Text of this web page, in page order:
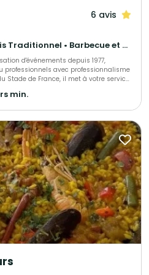
- Repas de groupe Nos offres
au lieu, aux horaires et aux besoins de
service ou options
6 avis
Gastronomique • Français Traditionnel • Barbecue et grillades
d'événements depuis 1977,
professionnels avec professionnalisme
Stade de France, il met à votre service
élaborée à partir de produits frais
expérimentés, Lapierre
min.